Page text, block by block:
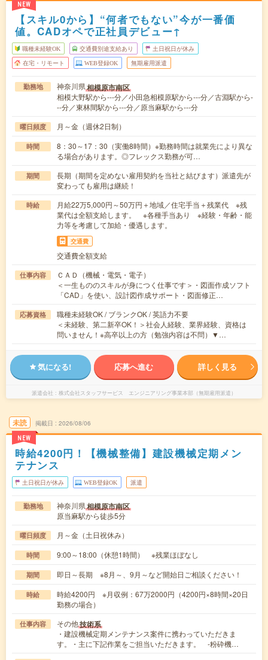
NEW
【スキル0から】“何者でもない”今が一番価
値。CADオペで正社員デビュー↑
職種未経験OK 交通費別途支給あり 土日祝日が休み
在宅・リモート WEB登録OK 無期雇用派遣
勤務地 神奈川県相模原市南区
相模大野駅から---分／小田急相模原駅から---分／古淵駅から-
--分／東林間駅から---分／原当麻駅から---分
曜日頻度 月～金（週休2日制）
時間
8：30～17：30（実働8時間）※勤務時間は就業先により異な
る場合があります。◎フレックス勤務が可…
期間
長期（期間を定めない雇用契約を当社と結びます）派遣先が
変わっても雇用は継続！
時給
月給22万5,000円～50万円＋地域／住宅手当＋残業代 ※残
業代は全額支給します。 ※各種手当あり ※経験・年齢・能
力等を考慮して加給・優遇します。
交通費
交通費全額支給
仕事内容
ＣＡＤ（機械・電気・電子）
＜一生もののスキルが身につく仕事です＞・図面作成ソフト
「CAD」を使い、設計図作成サポート・図面修正…
応募資格
職種未経験OK / ブランクOK / 英語力不要
＜未経験、第二新卒OK！＞社会人経験、業界経験、資格は
問いません！※高卒以上の方（勉強内容は不問）▼…
気になる! 応募へ進む 詳しく見る
派遣会社 株式会社スタッフサービス エンジニアリング事業本部（無期雇用派遣）
未読
NEW
掲載日 2026/08/06
時給4200円！【機械整備】建設機械定期メン
テナンス
土日祝日が休み WEB登録OK 派遣
勤務地 神奈川県相模原市南区
原当麻駅から徒歩5分
曜日頻度 月～金（土日祝休み）
時間 9:00～18:00（休憩1時間） ※残業ほぼなし
期間 即日～長期 ※8月～、9月～など開始日ご相談ください！
時給
時給4200円 ※月収例：67万2000円（4200円×8時間×20日
勤務の場合）
仕事内容 その他技術系
・建設機械定期メンテナンス案件に携わっていただきま
す。・主に下記作業をご担当いただきます。 -粉砕機…